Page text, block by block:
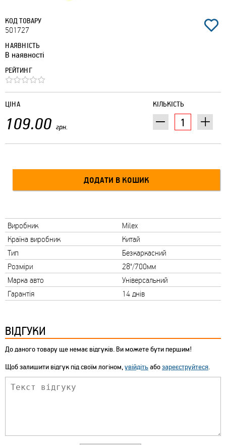
КОД ТОВАРУ
501727
НАЯВНІСТЬ
В наявності
РЕЙТИНГ
КІЛЬКІСТЬ
ЦІНА
109.00 грн.
Виробник
Milex
Країна виробник
Китай
Тип
Безкаркасний
Розміри
28"/700мм
Марка авто
Універсальний
Гарантія
14 днів
ВІДГУКИ
До даного товару ще немає відгуків. Ви можете бути першим!
Щоб залишити відгук під своїм логіном,увійдітьабозареєструйтеся.